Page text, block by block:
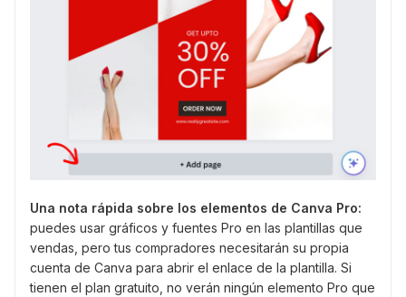
Una nota rápida sobre los elementos de Canva Pro:
puedes usar gráficos y fuentes Pro en las plantillas que
vendas, pero tus compradores necesitarán su propia
cuenta de Canva para abrir el enlace de la plantilla. Si
tienen el plan gratuito, no verán ningún elemento Pro que